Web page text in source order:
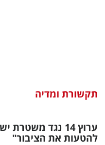
וצרכנות
דיגיטל
תקשורת ומדיה
ערוץ 14 נגד
להטעות את הציבור"